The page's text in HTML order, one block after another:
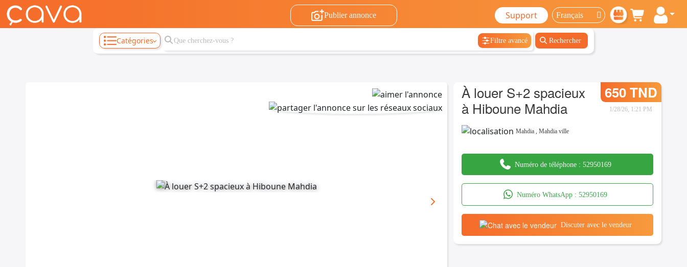
Publier annonce Support
Catégories Filtre avancé Rechercher
À louer S+2 spacieux
à Hiboune Mahdia
650 TND
1/28/26, 1:21 PM
Mahdia ,Mahdia ville
Numéro de téléphone : 52950169
Numéro WhatsApp :52950169
Discuter avec le vendeur